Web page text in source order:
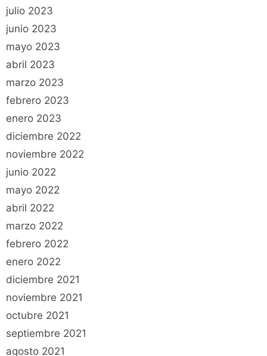
julio 2023
junio 2023
mayo 2023
abril 2023
marzo 2023
febrero 2023
enero 2023
diciembre 2022
noviembre 2022
junio 2022
mayo 2022
abril 2022
marzo 2022
febrero 2022
enero 2022
diciembre 2021
noviembre 2021
octubre 2021
septiembre 2021
agosto 2021